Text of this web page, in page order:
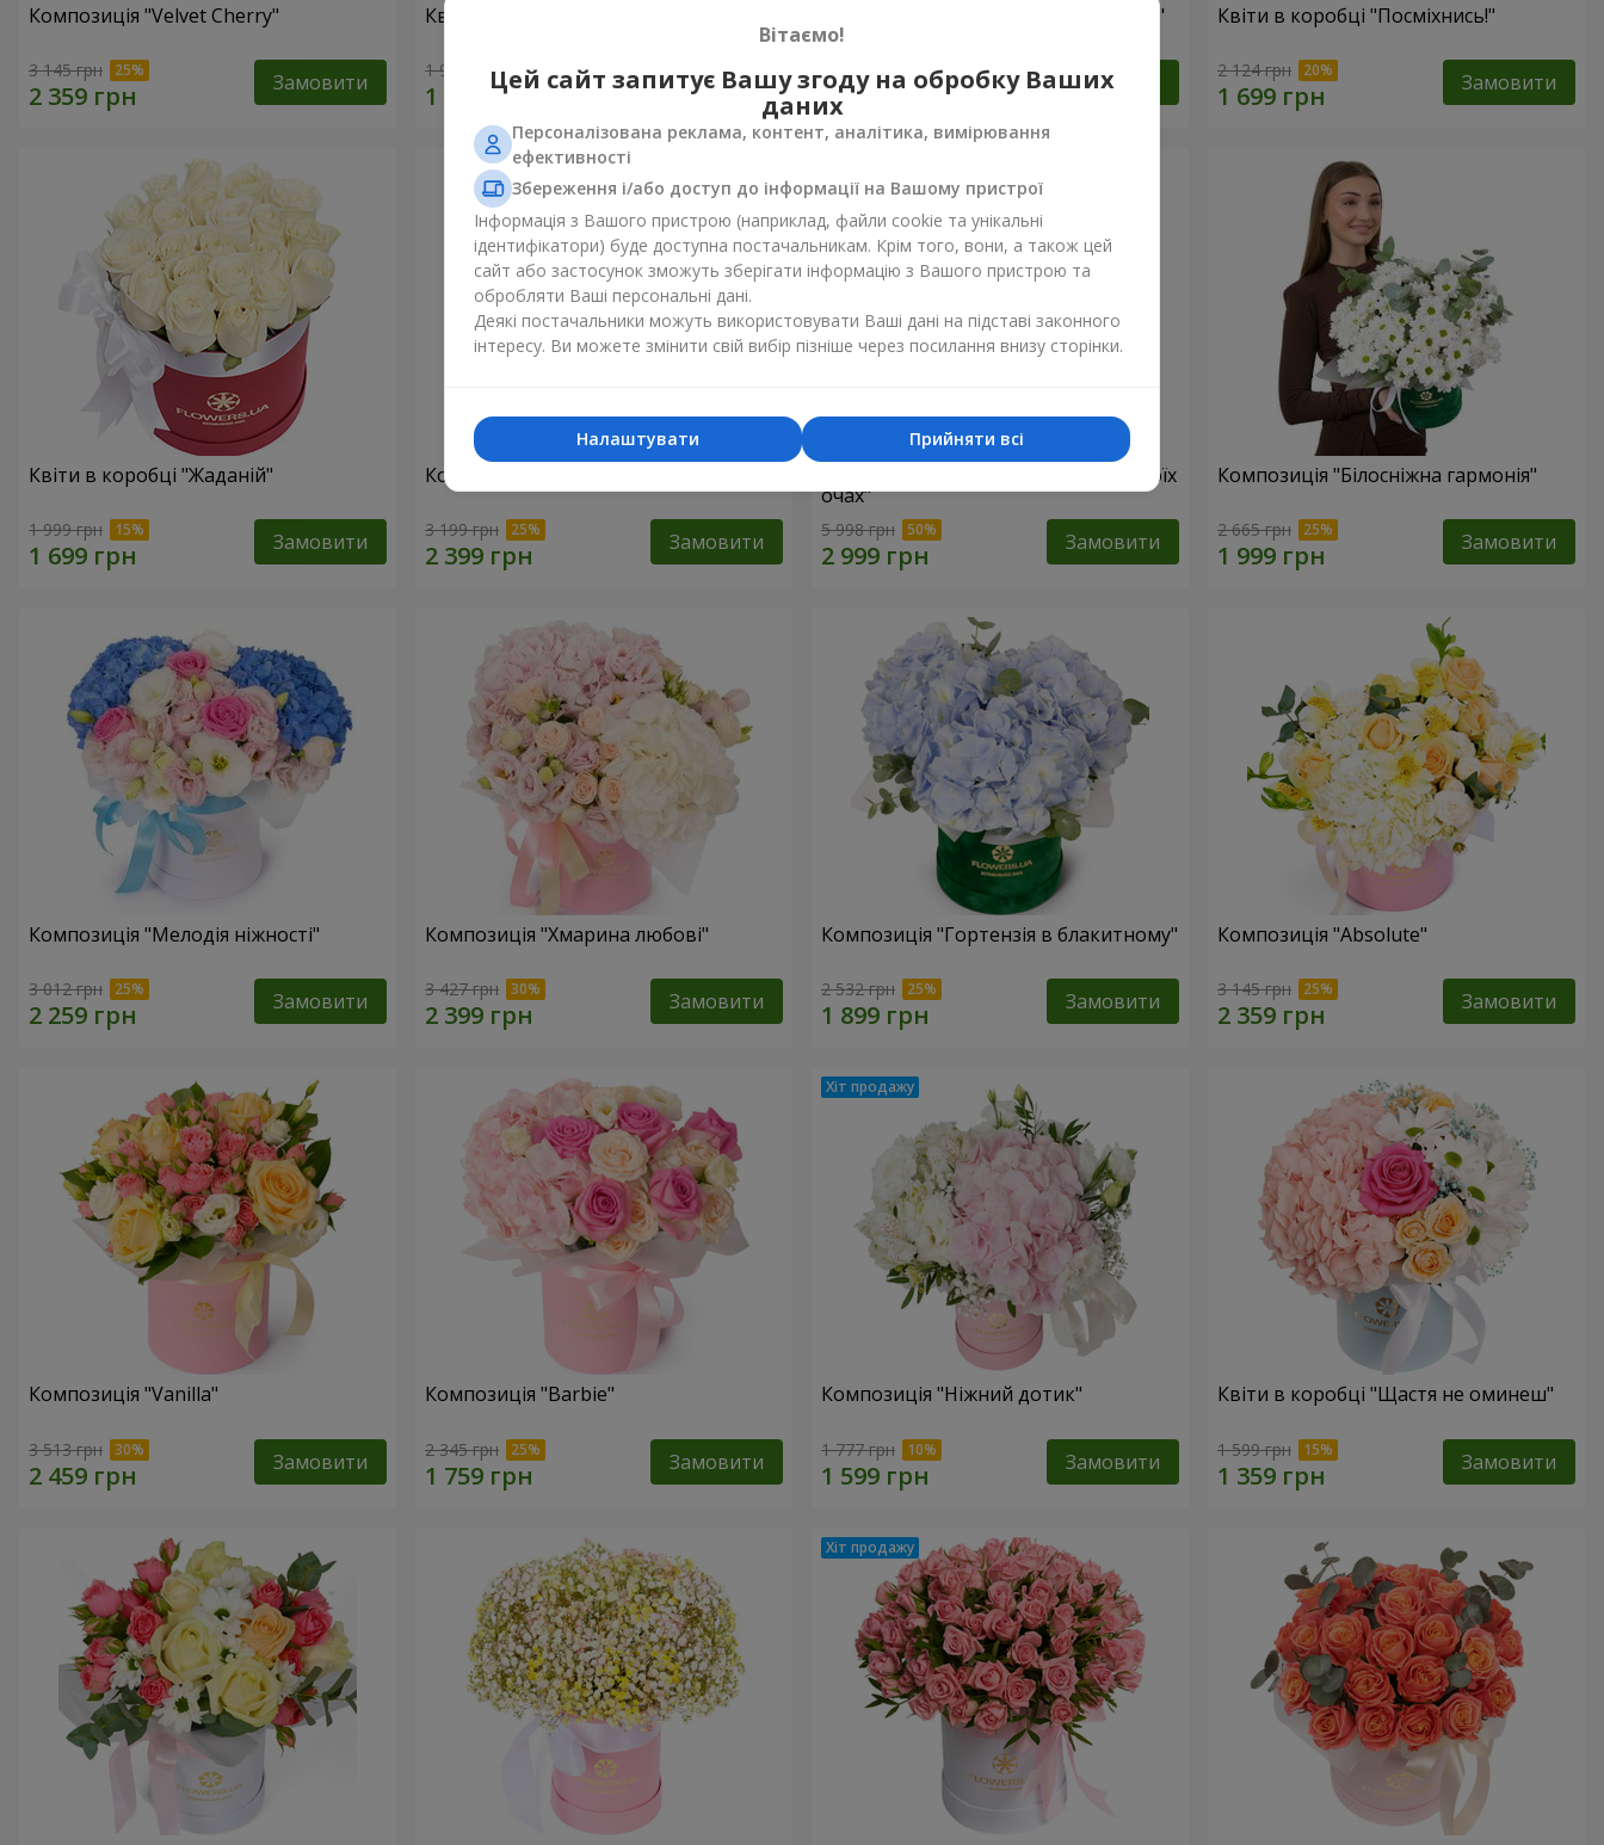
Композиція "Velvet Cherry"
3 145 грн Замовити
Квіти в коробці "Помпадур"
1 999 грн Замовити
Композиція "Зворушливий презент"
2 221 грн Замовити
Квіти в коробці "Посміхнись!"
2 124 грн Замовити
Квіти в коробці "Жаданій"
1 999 грн Замовити
Композиція "Lady in Red"
3 199 грн Замовити
Композиція в коробці "Любов в твоїх
очах"
5 998 грн Замовити
Композиція "Білосніжна гармонія"
2 665 грн Замовити
Композиція "Мелодія ніжності"
3 012 грн Замовити
Композиція "Хмарина любові"
3 427 грн Замовити
Композиція "Гортензія в блакитному"
2 532 грн Замовити
Композиція "Absolute"
3 145 грн Замовити
Композиція "Vanilla"
3 513 грн Замовити
Композиція "Barbie"
2 345 грн Замовити
Композиція "Ніжний дотик"
1 777 грн Замовити
Квіти в коробці "Щастя не оминеш"
1 599 грн Замовити
Вітаємо!
Цей сайт запитує Вашу згоду на обробку Ваших
даних
Персоналізована реклама, контент, аналітика, вимірювання
ефективності
Збереження і/або доступ до інформації на Вашому пристрої
Інформація з Вашого пристрою (наприклад, файли cookie та унікальні
ідентифікатори) буде доступна постачальникам. Крім того, вони, а також цей
сайт або застосунок зможуть зберігати інформацію з Вашого пристрою та
обробляти Ваші персональні дані.
Деякі постачальники можуть використовувати Ваші дані на підставі законного
інтересу. Ви можете змінити свій вибір пізніше через посилання внизу сторінки.
Прийняти всі
Налаштувати